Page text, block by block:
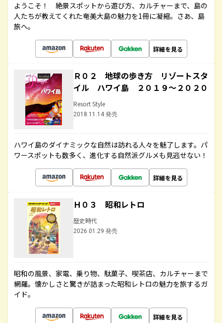
ようこそ！ 絶景スポットから遊び方、カルチャーまで、島の
人たちが教えてくれた奄美大島の魅力を1冊に凝縮。さあ、島
旅へ。
詳細を見る
Ｒ０２ 地球の歩き方 リゾートスタ
イル ハワイ島 ２０１９～２０２０
Resort Style
2018.11.14 発売
ハワイ島のダイナミックな自然は訪れる人々を魅了します。パ
ワースポットも数多く、進化する自然派グルメも見逃せない！
詳細を見る
Ｈ０３ 昭和レトロ
歴史時代
2026.01.29 発売
昭和の風景、家電、乗り物、駄菓子、喫茶店、カルチャーまで
網羅。懐かしさと驚きが詰まった昭和レトロの魅力を旅するガ
イド。
詳細を見る